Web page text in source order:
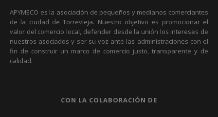
APYMECO es la asociación de pequeños y medianos comerciantes
de la ciudad de Torrevieja. Nuestro objetivo es promocionar el
valor del comercio local, defender desde la unión los intereses de
nuestros asociados y ser su voz ante las administraciones con el
fin de construir un marco de comercio justo, transparente y de
calidad.
CON LA COLABORACIÓN DE